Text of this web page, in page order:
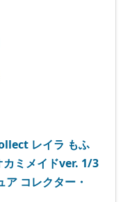
レイラ もふ
カミメイドver. 1/3
コレクター・